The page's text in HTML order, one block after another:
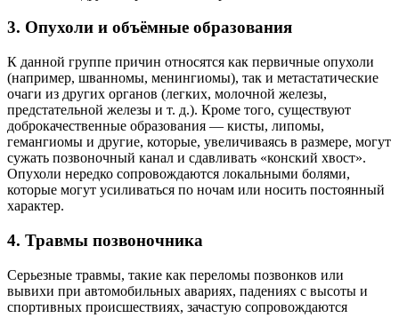
3. Опухоли и объёмные образования
К данной группе причин относятся как первичные опухоли
(например, шванномы, менингиомы), так и метастатические
очаги из других органов (легких, молочной железы,
предстательной железы и т. д.). Кроме того, существуют
доброкачественные образования — кисты, липомы,
гемангиомы и другие, которые, увеличиваясь в размере, могут
сужать позвоночный канал и сдавливать «конский хвост».
Опухоли нередко сопровождаются локальными болями,
которые могут усиливаться по ночам или носить постоянный
характер.
4. Травмы позвоночника
Серьезные травмы, такие как переломы позвонков или
вывихи при автомобильных авариях, падениях с высоты и
спортивных происшествиях, зачастую сопровождаются